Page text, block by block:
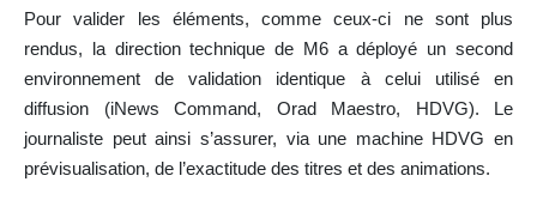
Pour valider les éléments, comme ceux-ci ne sont plus
rendus, la direction technique de M6 a déployé un second
environnement de validation identique à celui utilisé en
diffusion (iNews Command, Orad Maestro, HDVG). Le
journaliste peut ainsi s’assurer, via une machine HDVG en
prévisualisation, de l’exactitude des titres et des animations.